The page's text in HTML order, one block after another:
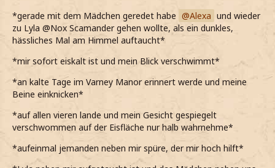
*aber irgendwas nicht stimmt*
*gerade mit dem Mädchen geredet habe
Alexa und wieder
zu Lyla @Nox Scamander gehen wollte, als ein dunkles,
hässliches Mal am Himmel auftaucht*
*mir sofort eiskalt ist und mein Blick verschwimmt*
*an kalte Tage im Varney Manor erinnert werde und meine
Beine einknicken*
*auf allen vieren lande und mein Gesicht gespiegelt
verschwommen auf der Eisfläche nur halb wahrnehme*
*aufeinmal jemanden neben mir spüre, der mir hoch hilft*